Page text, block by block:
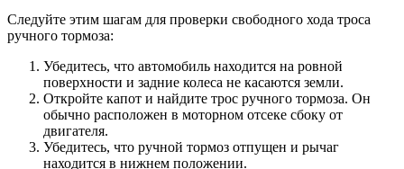
Следуйте этим шагам для проверки свободного хода троса
ручного тормоза:
Убедитесь, что автомобиль находится на ровной
поверхности и задние колеса не касаются земли.
Откройте капот и найдите трос ручного тормоза. Он
обычно расположен в моторном отсеке сбоку от
двигателя.
Убедитесь, что ручной тормоз отпущен и рычаг
находится в нижнем положении.